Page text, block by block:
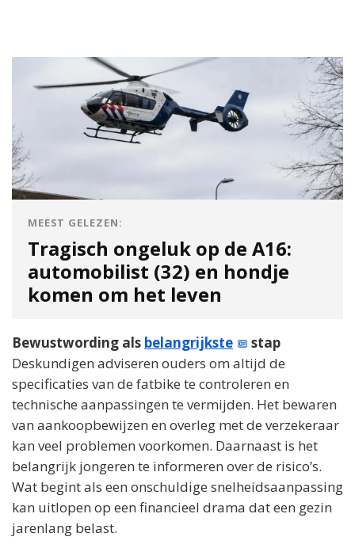
MEEST GELEZEN:
Tragisch ongeluk op de A16:
automobilist (32) en hondje
komen om het leven
Bewustwording als belangrijkste
stap
Deskundigen adviseren ouders om altijd de
specificaties van de fatbike te controleren en
technische aanpassingen te vermijden. Het bewaren
van aankoopbewijzen en overleg met de verzekeraar
kan veel problemen voorkomen. Daarnaast is het
belangrijk jongeren te informeren over de risico’s.
Wat begint als een onschuldige snelheidsaanpassing
kan uitlopen op een financieel drama dat een gezin
jarenlang belast.